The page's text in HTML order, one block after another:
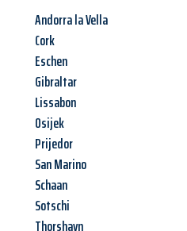
Andorra la Vella
Cork
Eschen
Gibraltar
Lissabon
Osijek
Prijedor
San Marino
Schaan
Sotschi
Thorshavn